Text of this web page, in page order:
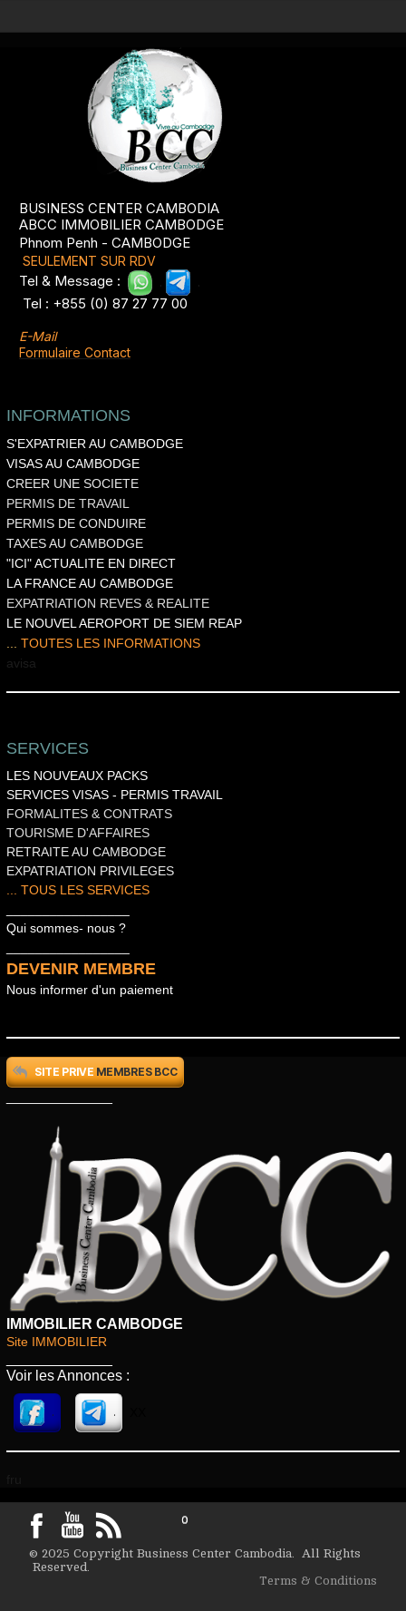
BUSINESS CENTER CAMBODIA
ABCC IMMOBILIER CAMBODGE
Phnom Penh - CAMBODGE
SEULEMENT SUR RDV
Tel & Message :
Tel : +855 (0) 87 27 77 00
E-Mail
Formulaire Contact
INFORMATIONS
S'EXPATRIER AU CAMBODGE
VISAS AU CAMBODGE
CREER UNE SOCIETE
PERMIS DE TRAVAIL
PERMIS DE CONDUIRE
TAXES AU CAMBODGE
"ICI" ACTUALITE EN DIRECT
LA FRANCE AU CAMBODGE
EXPATRIATION REVES & REALITE
LE NOUVEL AEROPORT DE SIEM REAP
TOUTES LES INFORMATIONS
avisa
SERVICES
LES NOUVEAUX PACKS
SERVICES VISAS - PERMIS TRAVAIL
FORMALITES & CONTRATS
TOURISME D'AFFAIRES
RETRAITE AU CAMBODGE
EXPATRIATION PRIVILEGES
... TOUS LES SERVICES
Qui sommes- nous ?
DEVENIR MEMBRE
Nous informer d'un paiement
SITE PRIVE MEMBRES BCC
IMMOBILIER CAMBODGE
Site IMMOBILIER
Voir les Annonces :
. .
0
© 2025 Copyright Business Center Cambodia. All Rights
Reserved.
Terms & Conditions